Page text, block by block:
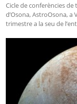
Cicle de conferències
d’Osona, AstroOsona, a
trimestre a la seu de